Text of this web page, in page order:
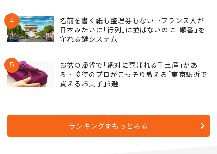
4
名前を書く紙も整理券もない…フランス人が
日本みたいに｢行列｣に並ばないのに｢順番｣を
守れる謎システム
5
お盆の帰省で｢絶対に喜ばれる手土産｣があ
る…接待のプロがこっそり教える｢東京駅近で
買えるお菓子｣6選
ランキングをもっとみる